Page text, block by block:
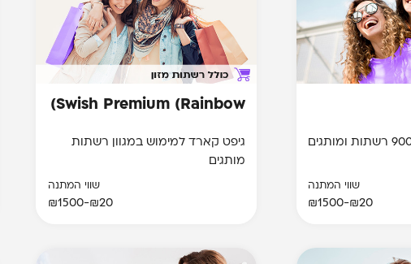
שווי המתנה
₪20-₪1500
Swish Premium (Rainbow)
גיפט קארד למימוש במגוון רשתות
מותגים
שווי המתנה
₪20-₪1500